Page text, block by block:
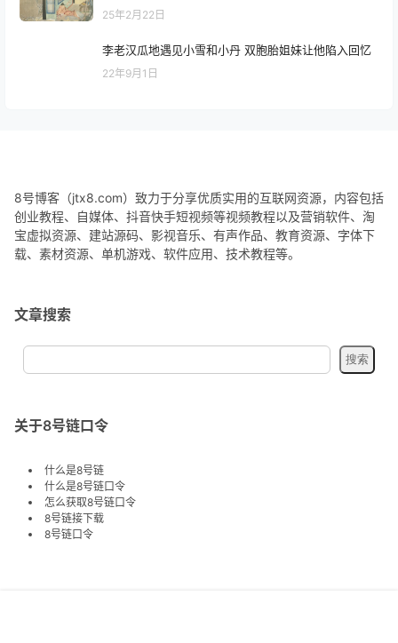
25年2月22日
李老汉瓜地遇见小雪和小丹 双胞胎姐妹让他陷入回忆
22年9月1日
8号博客（jtx8.com）致力于分享优质实用的互联网资源，内容包括
创业教程、自媒体、抖音快手短视频等视频教程以及营销软件、淘
宝虚拟资源、建站源码、影视音乐、有声作品、教育资源、字体下
载、素材资源、单机游戏、软件应用、技术教程等。
文章搜索
关于8号链口令
什么是8号链
什么是8号链口令
怎么获取8号链口令
8号链接下载
8号链口令